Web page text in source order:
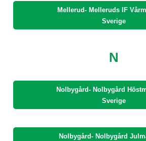
Mellerud- Melleruds IF
Sverige
N
Nolbygård- Nolbygård
Sverige
Nolbygård- Nolbygård